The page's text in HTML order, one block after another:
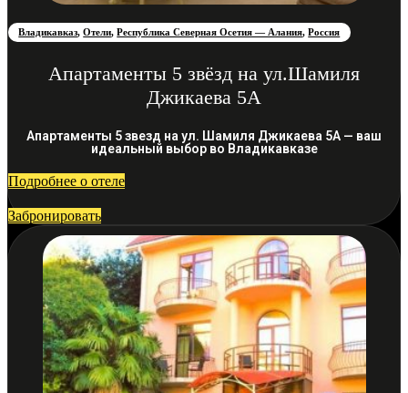
Владикавказ,Отели,Республика Северная Осетия — Алания,Россия
Апартаменты 5 звёзд на ул.Шамиля
Джикаева 5А
Апартаменты 5 звезд на ул. Шамиля Джикаева 5А — ваш
идеальный выбор во Владикавказе
Подробнее о отеле
Забронировать